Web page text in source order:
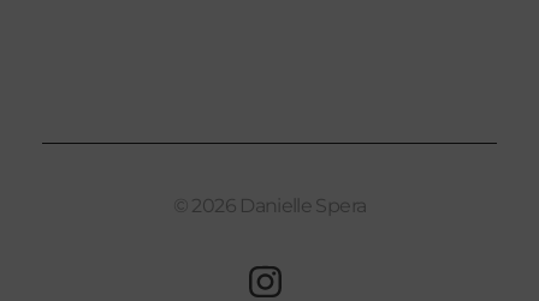
© 2026 Danielle Spera